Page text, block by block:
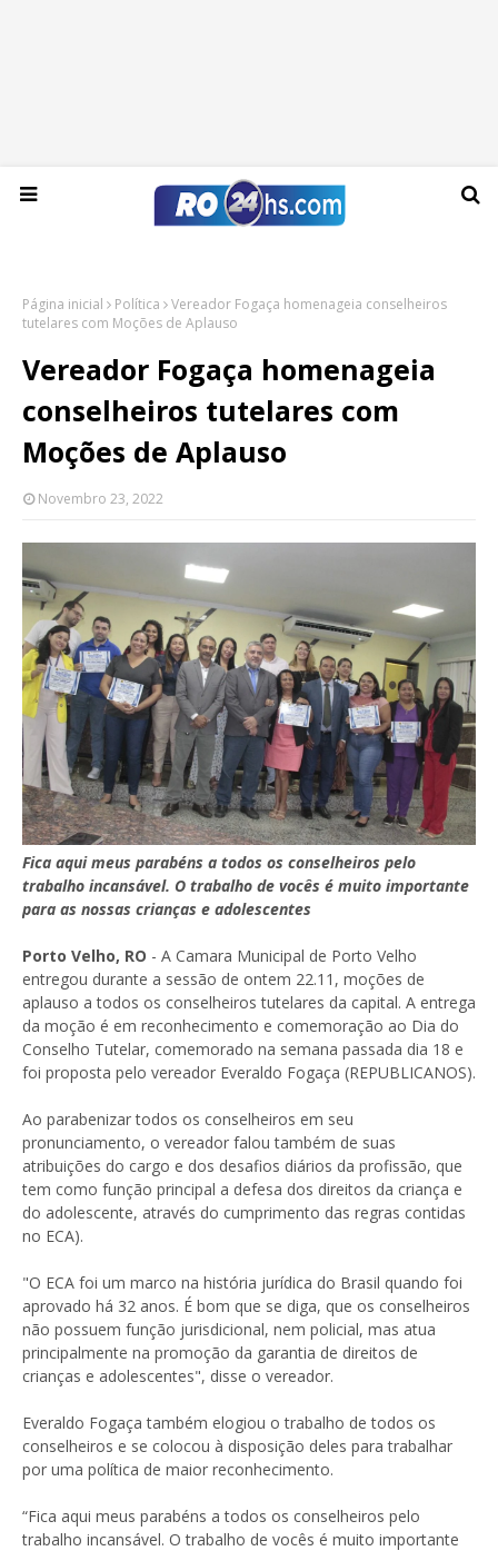
Sexta-feira, 07 de agosto de 2026
Página inicial Política
Vereador Fogaça homenageia conselheiros
tutelares com Moções de Aplauso
Vereador Fogaça homenageia
conselheiros tutelares com
Moções de Aplauso
Novembro 23, 2022
Fica aqui meus parabéns a todos os conselheiros pelo
trabalho incansável. O trabalho de vocês é muito importante
para as nossas crianças e adolescentes
Porto Velho, RO - A Camara Municipal de Porto Velho
entregou durante a sessão de ontem 22.11, moções de
aplauso a todos os conselheiros tutelares da capital. A entrega
da moção é em reconhecimento e comemoração ao Dia do
Conselho Tutelar, comemorado na semana passada dia 18 e
foi proposta pelo vereador Everaldo Fogaça (REPUBLICANOS).
Ao parabenizar todos os conselheiros em seu
pronunciamento, o vereador falou também de suas
atribuições do cargo e dos desafios diários da profissão, que
tem como função principal a defesa dos direitos da criança e
do adolescente, através do cumprimento das regras contidas
no ECA).
"O ECA foi um marco na história jurídica do Brasil quando foi
aprovado há 32 anos. É bom que se diga, que os conselheiros
não possuem função jurisdicional, nem policial, mas atua
principalmente na promoção da garantia de direitos de
crianças e adolescentes", disse o vereador.
Everaldo Fogaça também elogiou o trabalho de todos os
conselheiros e se colocou à disposição deles para trabalhar
por uma política de maior reconhecimento.
“Fica aqui meus parabéns a todos os conselheiros pelo
trabalho incansável. O trabalho de vocês é muito importante